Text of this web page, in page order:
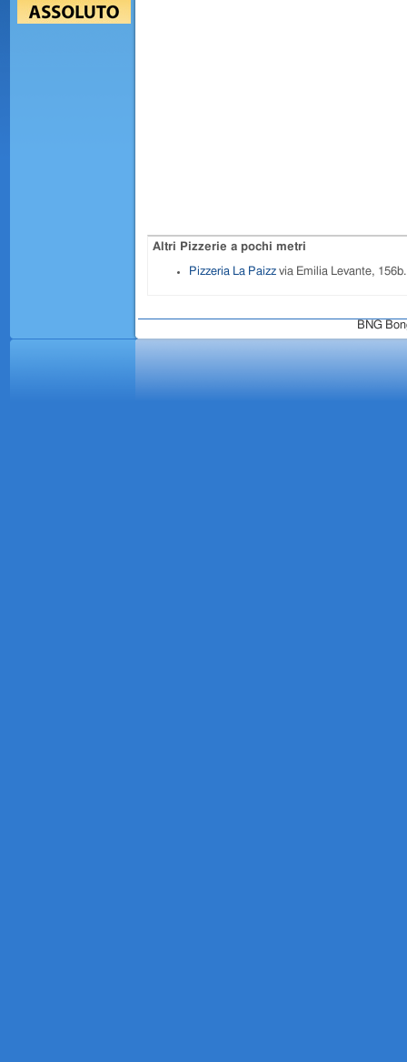
Altri Pizzerie a pochi metri
Pizzeria La Paizz via Emilia Levante,
BNG